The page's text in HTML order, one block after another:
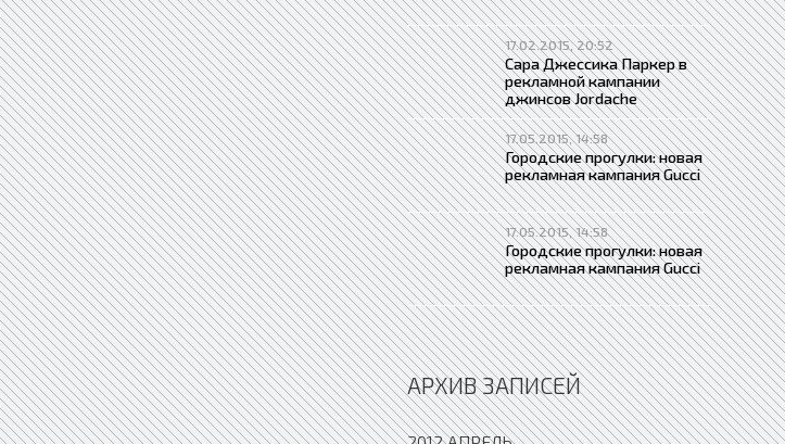
17.02.2015, 20:52
Сара Джессика Паркер в
рекламной кампании
джинсов Jordache
17.05.2015, 14:58
Городские прогулки: новая
рекламная кампания Gucci
17.05.2015, 14:58
Городские прогулки: новая
рекламная кампания Gucci
АРХИВ ЗАПИСЕЙ